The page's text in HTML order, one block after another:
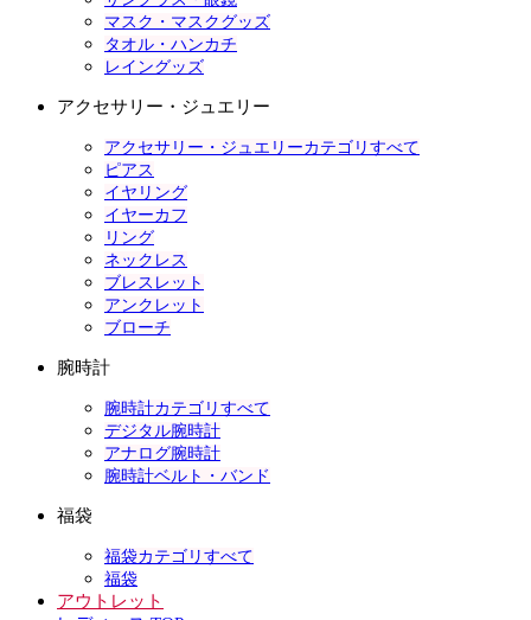
マスク・マスクグッズ
タオル・ハンカチ
レイングッズ
アクセサリー・ジュエリー
アクセサリー・ジュエリーカテゴリすべて
ピアス
イヤリング
イヤーカフ
リング
ネックレス
ブレスレット
アンクレット
ブローチ
腕時計
腕時計カテゴリすべて
デジタル腕時計
アナログ腕時計
腕時計ベルト・バンド
福袋
福袋カテゴリすべて
福袋
アウトレット